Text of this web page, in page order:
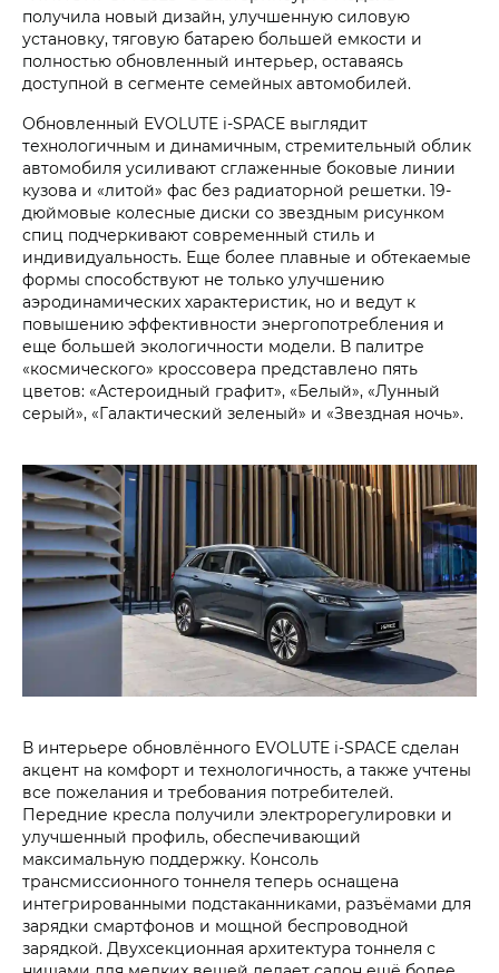
получила новый дизайн, улучшенную силовую
установку, тяговую батарею большей емкости и
полностью обновленный интерьер, оставаясь
доступной в сегменте семейных автомобилей.
Обновленный EVOLUTE i‑SPACE выглядит
технологичным и динамичным, стремительный облик
автомобиля усиливают сглаженные боковые линии
кузова и «литой» фас без радиаторной решетки. 19-
дюймовые колесные диски со звездным рисунком
спиц подчеркивают современный стиль и
индивидуальность. Еще более плавные и обтекаемые
формы способствуют не только улучшению
аэродинамических характеристик, но и ведут к
повышению эффективности энергопотребления и
еще большей экологичности модели. В палитре
«космического» кроссовера представлено пять
цветов: «Астероидный графит», «Белый», «Лунный
серый», «Галактический зеленый» и «Звездная ночь».
В интерьере обновлённого EVOLUTE i‑SPACE сделан
акцент на комфорт и технологичность, а также учтены
все пожелания и требования потребителей.
Передние кресла получили электрорегулировки и
улучшенный профиль, обеспечивающий
максимальную поддержку. Консоль
трансмиссионного тоннеля теперь оснащена
интегрированными подстаканниками, разъёмами для
зарядки смартфонов и мощной беспроводной
зарядкой. Двухсекционная архитектура тоннеля с